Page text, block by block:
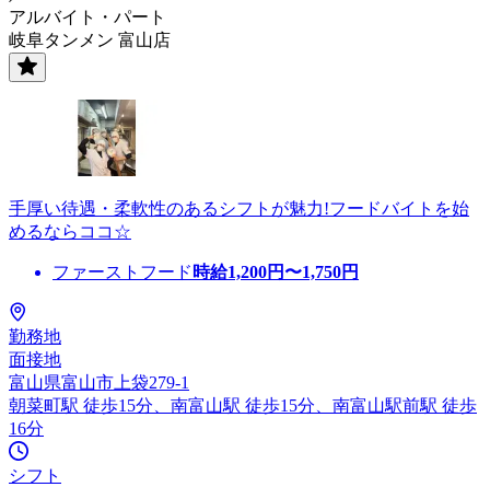
アルバイト・パート
岐阜タンメン 富山店
手厚い待遇・柔軟性のあるシフトが魅力!フードバイトを始
めるならココ☆
ファーストフード 時給1,200円〜1,750円
勤務地
面接地
富山県富山市上袋279-1
朝菜町駅 徒歩15分、南富山駅 徒歩15分、南富山駅前駅 徒歩
16分
シフト